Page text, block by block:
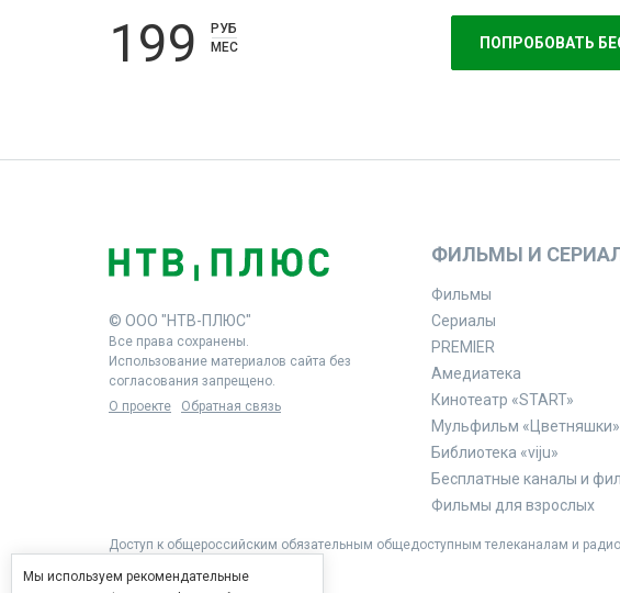
199
РУБ
МЕС
ПОПРОБОВАТЬ
© ООО "НТВ-ПЛЮС"
Все права сохранены.
Использование материалов сайта без
согласования запрещено.
О проекте
Обратная связь
ФИЛЬМЫ И
Фильмы
Сериалы
PREMIER
Амедиатека
Кинотеатр «START»
Мульфильм «Цветняшки»
Библиотека «viju»
Бесплатные каналы и
Фильмы для взрослых
Доступ к общероссийским обязательным общедоступным телеканалам и
Мы используем рекомендательные